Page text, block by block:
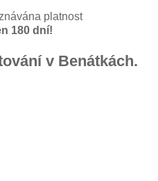
platnost
180 dní!
v Benátkách.